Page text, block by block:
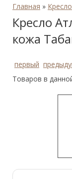
Главная »
Кресло
кожа
первый
Товаров в